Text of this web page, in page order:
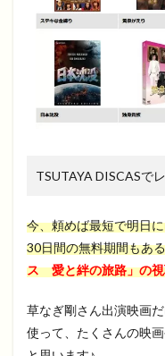
TSUTAYA DISCASで
今、頼めば最短で明日
30日間の無料期間もあ
ス 愛と絆の旅路」の
草なぎ剛さん出演映画
使って、たくさんの映